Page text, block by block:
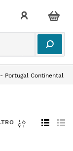
- Portugal Continental